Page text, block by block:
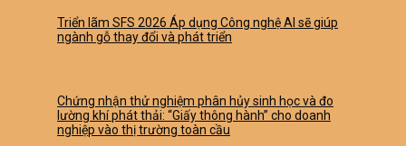
Triển lãm SFS 2026 Áp dụng Công nghệ AI sẽ giúp
ngành gỗ thay đổi và phát triển
Chứng nhận thử nghiệm phân hủy sinh học và đo
lường khí phát thải: “Giấy thông hành” cho doanh
nghiệp vào thị trường toàn cầu